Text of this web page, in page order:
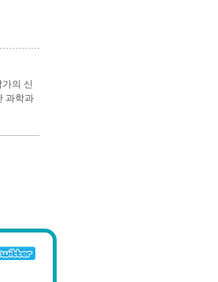
의 신
과학과